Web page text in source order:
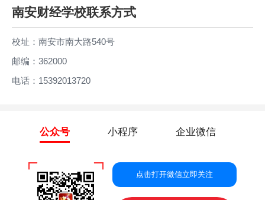
南安财经学校联系方式
校址：南安市南大路540号
邮编：362000
电话：15392013720
公众号 小程序 企业微信
点击打开微信立即关注